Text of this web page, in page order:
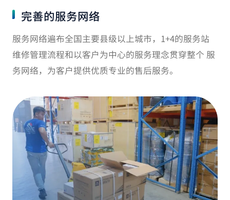
完善的服务网络
服务网络遍布全国主要县级以上城市，1+4的服务站
维修管理流程和以客户为中心的服务理念贯穿整个 服
务网络，为客户提供优质专业的售后服务。